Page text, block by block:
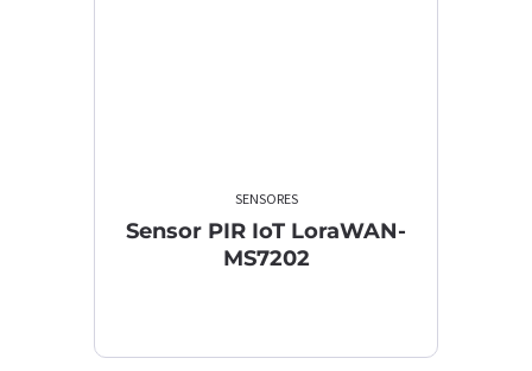
SENSORES
Sensor PIR IoT LoraWAN-
MS7202